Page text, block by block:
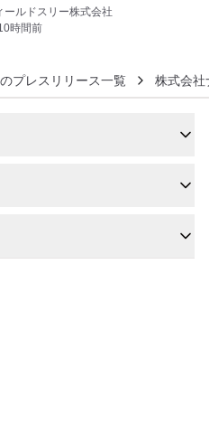
万画素、用途別に選べるコンデ
登場
ールドスリー株式会社
時間前
プレスリリース一覧 株式会社